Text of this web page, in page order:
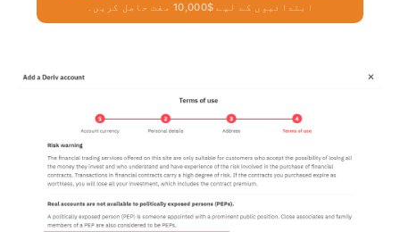
ابتدائیوں کے لیے $10,000 مفت حاصل کریں۔